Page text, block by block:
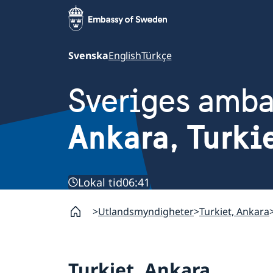
SvenskaEnglishTürkçe
Sveriges
Ankara,
Lokal tid06:41
Utlandsmyndigheter Turkiet, Ankara